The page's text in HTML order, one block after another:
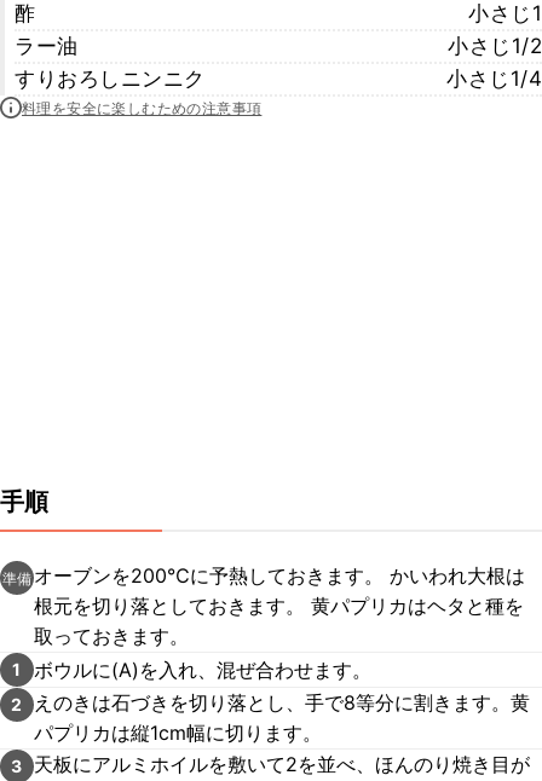
酢
小さじ1
ラー油
小さじ1/2
すりおろしニンニク
小さじ1/4
料理を安全に楽しむための注意事項
手順
準備 オーブンを200℃に予熱しておきます。 かいわれ大根は
根元を切り落としておきます。 黄パプリカはヘタと種を
取っておきます。
1 ボウルに(A)を入れ、混ぜ合わせます。
2
えのきは石づきを切り落とし、手で8等分に割きます。黄
パプリカは縦1cm幅に切ります。
3
天板にアルミホイルを敷いて2を並べ、ほんのり焼き目が